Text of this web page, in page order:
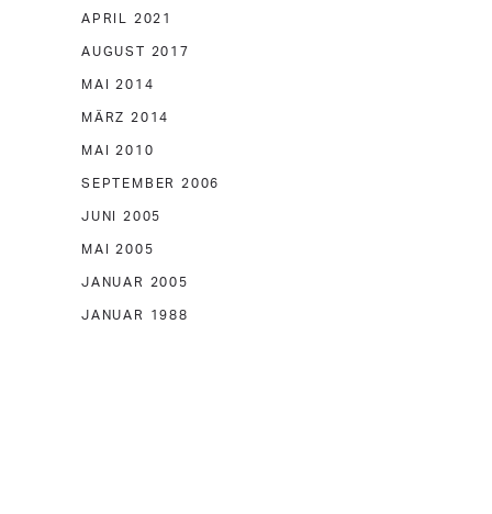
APRIL 2021
AUGUST 2017
MAI 2014
MÄRZ 2014
MAI 2010
SEPTEMBER 2006
JUNI 2005
MAI 2005
JANUAR 2005
JANUAR 1988